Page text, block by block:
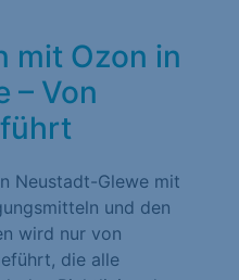
mit Ozon in
– Von
Neustadt-Glewe mit
und den
wird nur von
die alle